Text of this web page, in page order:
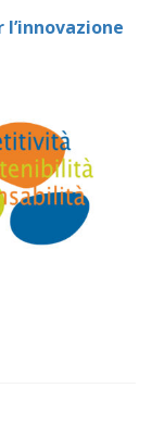
l’innovazione